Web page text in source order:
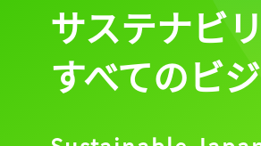
サステナビ
すべてのビ